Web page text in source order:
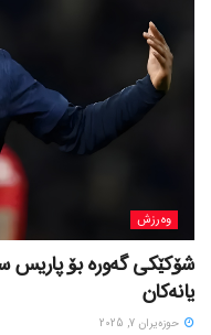
وەرزش
شۆکێکی گەورە بۆ پاریس
یانەکان
حوزه‌یران 7, 2025